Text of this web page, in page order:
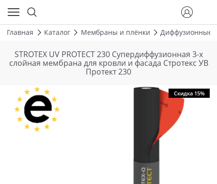
Главная Каталог Мембраны и плёнки Диффузионные
STROTEX UV PROTECT 230 Супердиффузионная 3-х
слойная мембрана для кровли и фасада Стротекс УВ
Протект 230
Скидка 15%